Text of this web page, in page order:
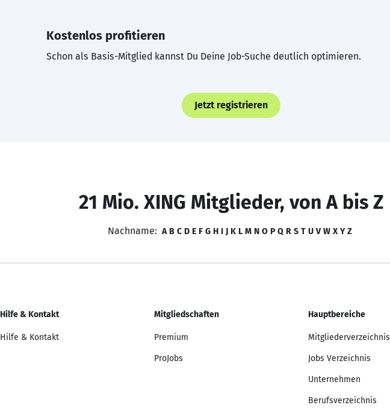
Kostenlos profitieren
Schon als Basis-Mitglied kannst Du Deine Job-Suche deutlich optimieren.
Jetzt registrieren
21 Mio. XING Mitglieder, von A bis Z
Nachname: A B C D E F G H I J K L M N O P Q R S T U V W X Y Z
Hilfe & Kontakt
Hilfe & Kontakt
Mitgliedschaften
Premium
ProJobs
Hauptbereiche
Mitgliederverzeichnis
Jobs Verzeichnis
Unternehmen
Berufsverzeichnis